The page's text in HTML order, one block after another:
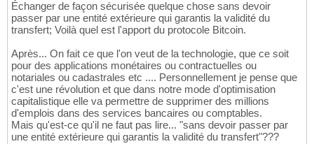
Échanger de façon sécurisée quelque chose sans devoir
passer par une entité extérieure qui garantis la validité du
transfert; Voilà quel est l'apport du protocole Bitcoin.
Après... On fait ce que l'on veut de la technologie, que ce soit
pour des applications monétaires ou contractuelles ou
notariales ou cadastrales etc .... Personnellement je pense que
c'est une révolution et que dans notre mode d'optimisation
capitalistique elle va permettre de supprimer des millions
d'emplois dans des services bancaires ou comptables.
Mais qu'est-ce qu'il ne faut pas lire... "sans devoir passer par
une entité extérieure qui garantis la validité du transfert"???